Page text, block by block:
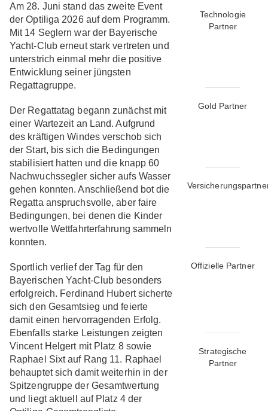
Am 28. Juni stand das zweite Event
der Optiliga 2026 auf dem Programm.
Mit 14 Seglern war der Bayerische
Yacht-Club erneut stark vertreten und
unterstrich einmal mehr die positive
Entwicklung seiner jüngsten
Regattagruppe.
Der Regattatag begann zunächst mit
einer Wartezeit an Land. Aufgrund
des kräftigen Windes verschob sich
der Start, bis sich die Bedingungen
stabilisiert hatten und die knapp 60
Nachwuchssegler sicher aufs Wasser
gehen konnten. Anschließend bot die
Regatta anspruchsvolle, aber faire
Bedingungen, bei denen die Kinder
wertvolle Wettfahrterfahrung sammeln
konnten.
Sportlich verlief der Tag für den
Bayerischen Yacht-Club besonders
erfolgreich. Ferdinand Hubert sicherte
sich den Gesamtsieg und feierte
damit einen hervorragenden Erfolg.
Ebenfalls starke Leistungen zeigten
Vincent Helgert mit Platz 8 sowie
Raphael Sixt auf Rang 11. Raphael
behauptet sich damit weiterhin in der
Spitzengruppe der Gesamtwertung
und liegt aktuell auf Platz 4 der
Technologie
Partner
Gold Partner
Offizielle Partner
Strategische
Partner